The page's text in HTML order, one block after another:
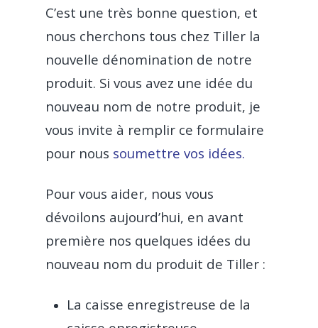
C’est une très bonne question, et
nous cherchons tous chez Tiller la
nouvelle dénomination de notre
produit. Si vous avez une idée du
nouveau nom de notre produit, je
vous invite à remplir ce formulaire
pour nous soumettre vos idées.
Pour vous aider, nous vous
dévoilons aujourd’hui, en avant
première nos quelques idées du
nouveau nom du produit de Tiller :
La caisse enregistreuse de la